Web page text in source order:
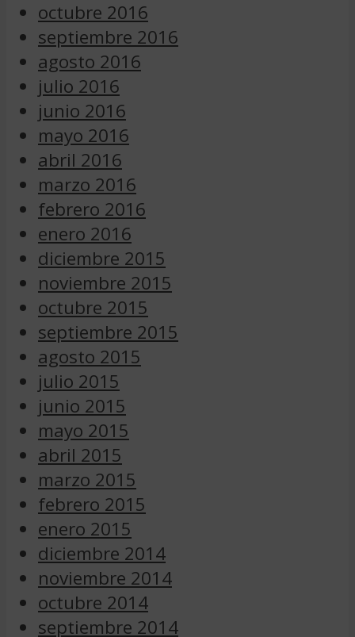
octubre 2016
septiembre 2016
agosto 2016
julio 2016
junio 2016
mayo 2016
abril 2016
marzo 2016
febrero 2016
enero 2016
diciembre 2015
noviembre 2015
octubre 2015
septiembre 2015
agosto 2015
julio 2015
junio 2015
mayo 2015
abril 2015
marzo 2015
febrero 2015
enero 2015
diciembre 2014
noviembre 2014
octubre 2014
septiembre 2014